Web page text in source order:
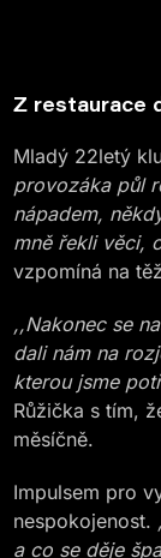
Z restaurace
Mladý 22letý
provozáka půl
nápadem,
mně řekli věci,
vzpomíná na
,,Nakonec se
dali nám na
kterou jsme
Růžička s tím,
měsíčně.
Impulsem pro
nespokojenost.
a co se děje